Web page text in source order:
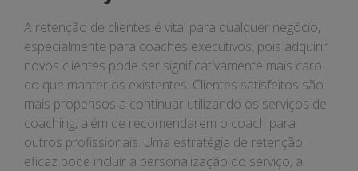
A retenção de clientes é vital para qualquer negócio,
especialmente para coaches executivos, pois adquirir
novos clientes pode ser significativamente mais caro
do que manter os existentes. Clientes satisfeitos são
mais propensos a continuar utilizando os serviços de
coaching, além de recomendarem o coach para
outros profissionais. Uma estratégia de retenção
eficaz pode incluir a personalização do serviço, a